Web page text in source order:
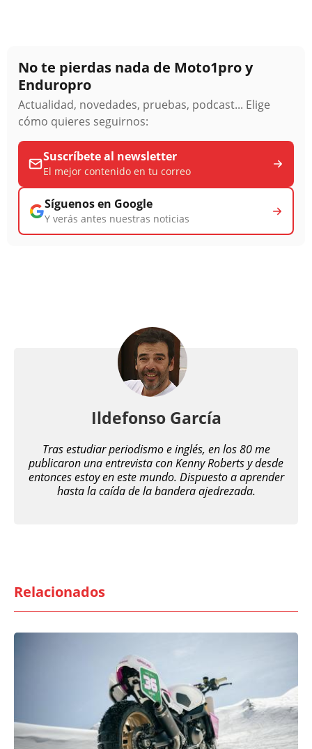
No te pierdas nada de Moto1pro y
Enduropro
Actualidad, novedades, pruebas, podcast... Elige
cómo quieres seguirnos:
Suscríbete al newsletter
El mejor contenido en tu correo
Síguenos en Google
Y verás antes nuestras noticias
Ildefonso García
Tras estudiar periodismo e inglés, en los 80 me
publicaron una entrevista con Kenny Roberts y desde
entonces estoy en este mundo. Dispuesto a aprender
hasta la caída de la bandera ajedrezada.
Relacionados